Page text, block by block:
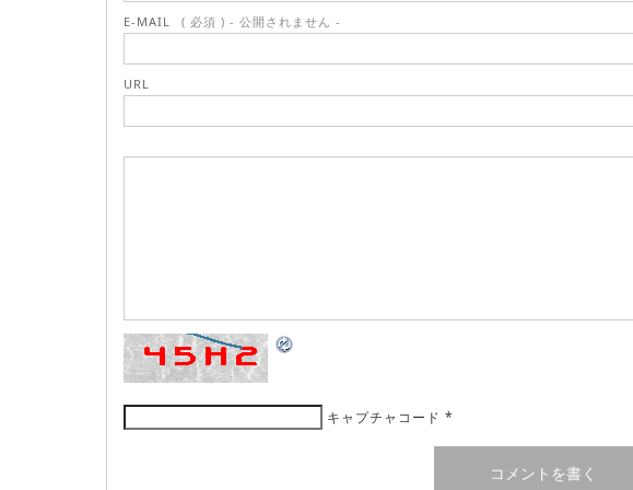
E-MAIL ( 必須 ) - 公開されません -
URL
キャプチャコード *